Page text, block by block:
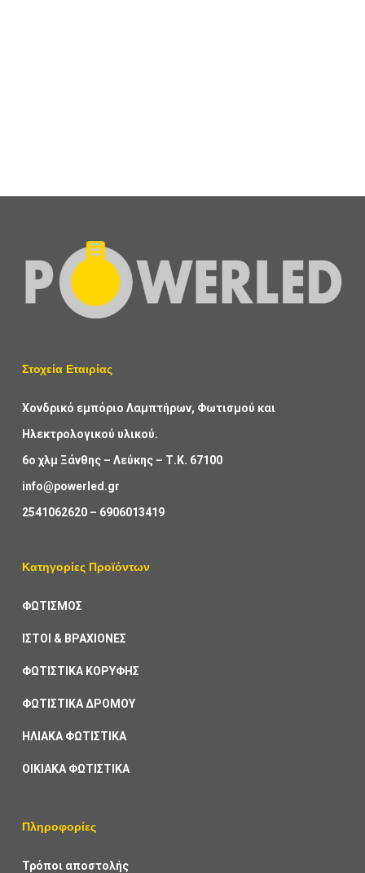
Στοχεία Εταιρίας
Χονδρικό εμπόριο Λαμπτήρων, Φωτισμού και
Ηλεκτρολογικού υλικού.
6ο χλμ Ξάνθης – Λεύκης – Τ.Κ. 67100
info@powerled.gr
2541062620– 6906013419
Κατηγορίες Προϊόντων
ΦΩΤΙΣΜΟΣ
ΙΣΤΟΙ & ΒΡΑΧΙΟΝΕΣ
ΦΩΤΙΣΤΙΚΑ ΚΟΡΥΦΗΣ
ΦΩΤΙΣΤΙΚΑ ΔΡΟΜΟΥ
ΗΛΙΑΚΑ ΦΩΤΙΣΤΙΚΑ
ΟΙΚΙΑΚΑ ΦΩΤΙΣΤΙΚΑ
Πληροφορίες
Τρόποι αποστολής